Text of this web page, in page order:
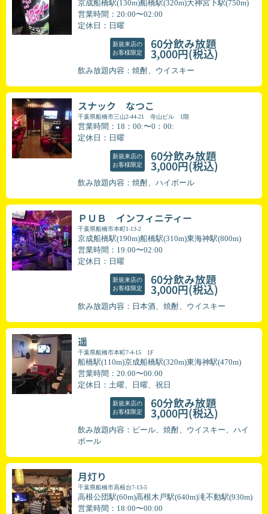
京成船橋駅(130m)船橋駅(320m)大神宮下駅(750m)
営業時間：20:00〜02:00
定休日：日曜
新規来店の
お客様限定
60分飲み放題
3,000円(税込)
飲み放題内容：焼酎、ウイスキー
スナック なつこ
千葉県船橋市三山2-44-21 寺山ビル 1階
営業時間：18：00:〜0：00:
定休日：日曜
新規来店の
お客様限定
60分飲み放題
3,000円(税込)
飲み放題内容：焼酎、ハイボール
ＰＵＢ インフィニティー
千葉県船橋市本町1-13-2
京成船橋駅(190m)船橋駅(310m)東海神駅(800m)
営業時間：19:00〜02:00
定休日：日曜
新規来店の
お客様限定
60分飲み放題
3,000円(税込)
飲み放題内容：日本酒、焼酎、ウイスキー
遥
千葉県船橋市本町7-4-15 1F
船橋駅(110m)京成船橋駅(320m)東海神駅(470m)
営業時間：20:00〜00:00
定休日：土曜、日曜、祝日
新規来店の
お客様限定
60分飲み放題
3,000円(税込)
飲み放題内容：ビール、焼酎、ウイスキー、ハイ
ボール
月灯り
千葉県船橋市高根台7-13-5
高根公団駅(60m)高根木戸駅(640m)滝不動駅(930m)
営業時間：18:00〜00:00